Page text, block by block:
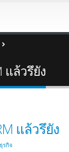
ล้วรึยัง
แล้วรึยัง
รกิจ